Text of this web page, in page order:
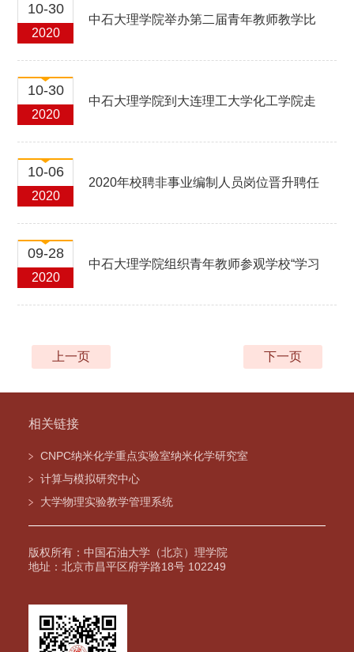
10-30
2020
中石大理学院举办第二届青年教师教学比
10-30
2020
中石大理学院到大连理工大学化工学院走
10-06
2020
2020年校聘非事业编制人员岗位晋升聘任
09-28
2020
中石大理学院组织青年教师参观学校“学习
平总书记重要回...
上一页 下一页
相关链接
CNPC纳米化学重点实验室纳米化学研究室
计算与模拟研究中心
大学物理实验教学管理系统
版权所有：中国石油大学（北京）理学院
地址：北京市昌平区府学路18号 102249